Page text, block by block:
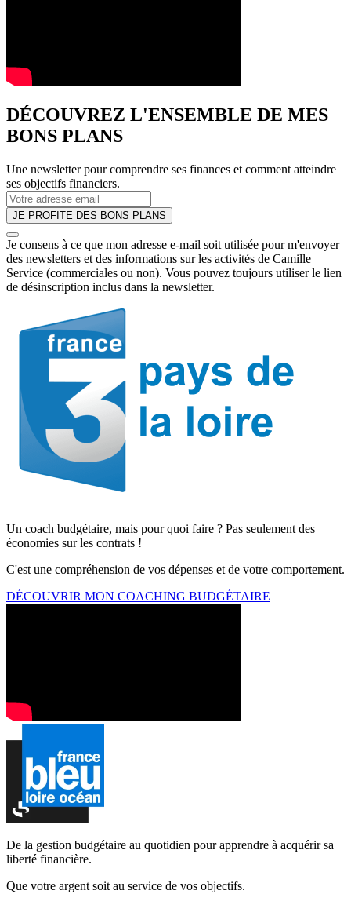
DÉCOUVREZ L'ENSEMBLE DE MES
BONS PLANS
Une newsletter pour comprendre ses finances et comment atteindre
ses objectifs financiers.
JE PROFITE DES BONS PLANS
Je consens à ce que mon adresse e-mail soit utilisée pour m'envoyer
des newsletters et des informations sur les activités de Camille
Service (commerciales ou non). Vous pouvez toujours utiliser le lien
de désinscription inclus dans la newsletter.
Un coach budgétaire, mais pour quoi faire ? Pas seulement des
économies sur les contrats !
C'est une compréhension de vos dépenses et de votre comportement.
DÉCOUVRIR MON COACHING BUDGÉTAIRE
De la gestion budgétaire au quotidien pour apprendre à acquérir sa
liberté financière.
Que votre argent soit au service de vos objectifs.